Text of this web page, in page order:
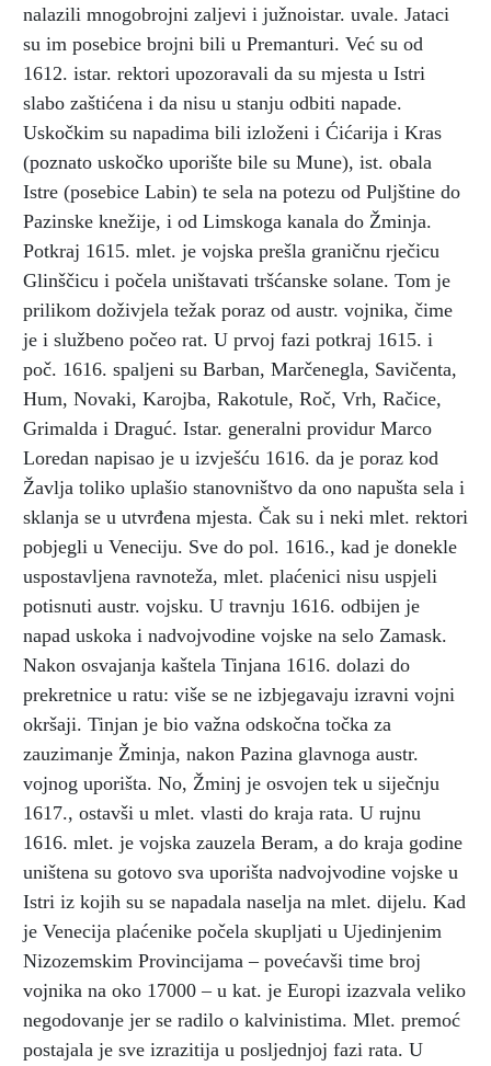
nalazili mnogobrojni zaljevi i južnoistar. uvale. Jataci
su im posebice brojni bili u Premanturi. Već su od
1612. istar. rektori upozoravali da su mjesta u Istri
slabo zaštićena i da nisu u stanju odbiti napade.
Uskočkim su napadima bili izloženi i Ćićarija i Kras
(poznato uskočko uporište bile su Mune), ist. obala
Istre (posebice Labin) te sela na potezu od Puljštine do
Pazinske knežije, i od Limskoga kanala do Žminja.
Potkraj 1615. mlet. je vojska prešla graničnu rječicu
Glinščicu i počela uništavati tršćanske solane. Tom je
prilikom doživjela težak poraz od austr. vojnika, čime
je i službeno počeo rat. U prvoj fazi potkraj 1615. i
poč. 1616. spaljeni su Barban, Marčenegla, Savičenta,
Hum, Novaki, Karojba, Rakotule, Roč, Vrh, Račice,
Grimalda i Draguć. Istar. generalni providur Marco
Loredan napisao je u izvješću 1616. da je poraz kod
Žavlja toliko uplašio stanovništvo da ono napušta sela i
sklanja se u utvrđena mjesta. Čak su i neki mlet. rektori
pobjegli u Veneciju. Sve do pol. 1616., kad je donekle
uspostavljena ravnoteža, mlet. plaćenici nisu uspjeli
potisnuti austr. vojsku. U travnju 1616. odbijen je
napad uskoka i nadvojvodine vojske na selo Zamask.
Nakon osvajanja kaštela Tinjana 1616. dolazi do
prekretnice u ratu: više se ne izbjegavaju izravni vojni
okršaji. Tinjan je bio važna odskočna točka za
zauzimanje Žminja, nakon Pazina glavnoga austr.
vojnog uporišta. No, Žminj je osvojen tek u siječnju
1617., ostavši u mlet. vlasti do kraja rata. U rujnu
1616. mlet. je vojska zauzela Beram, a do kraja godine
uništena su gotovo sva uporišta nadvojvodine vojske u
Istri iz kojih su se napadala naselja na mlet. dijelu. Kad
je Venecija plaćenike počela skupljati u Ujedinjenim
Nizozemskim Provincijama – povećavši time broj
vojnika na oko 17000 – u kat. je Europi izazvala veliko
negodovanje jer se radilo o kalvinistima. Mlet. premoć
postajala je sve izrazitija u posljednjoj fazi rata. U